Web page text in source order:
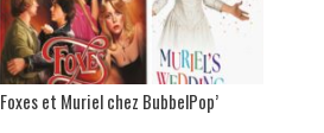
Foxes et Muriel chez BubbelPop’